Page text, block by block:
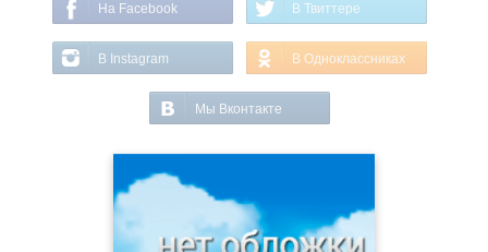
На Facebook В Твиттере
В Instagram В Одноклассниках
Мы Вконтакте